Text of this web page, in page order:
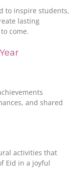
to inspire students,
lasting
come.
and shared
activities that
Eid in a joyful